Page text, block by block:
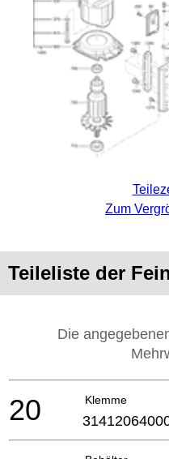
Zum
Teileliste der
Die
Klemme
20